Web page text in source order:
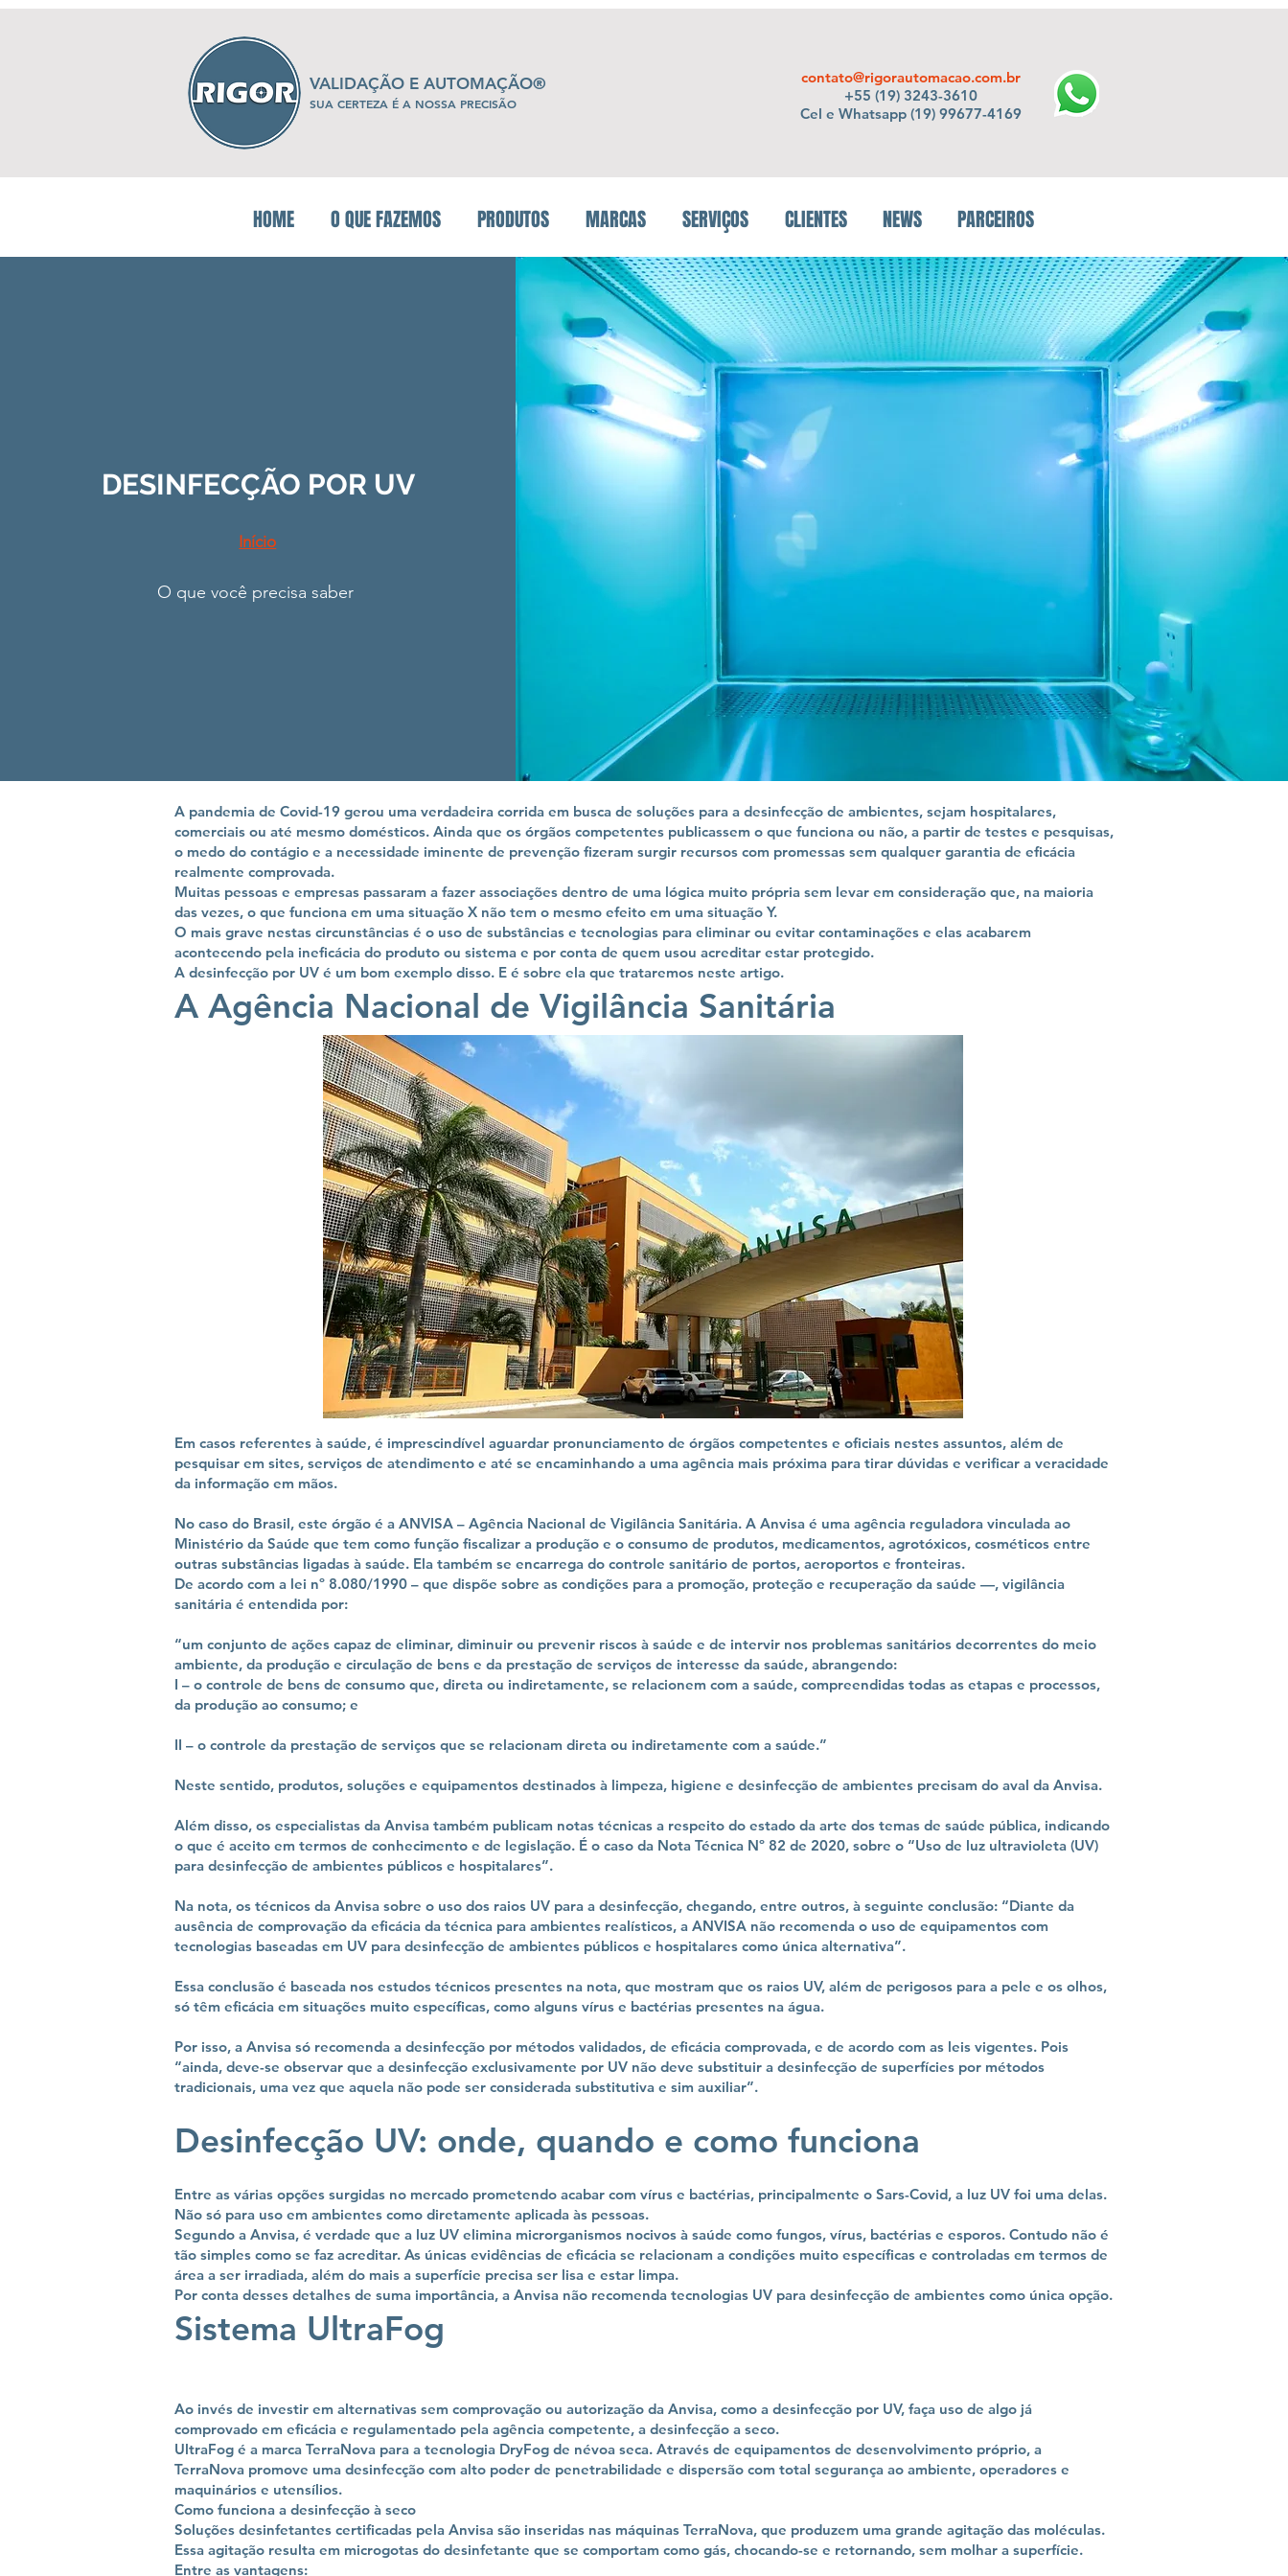
VALIDAÇÃO E AUTOMAÇÃO®
SUA CERTEZA É A NOSSA PRECISÃO
contato@rigorautomacao.com.br
+55 (19) 3243-3610
Cel e Whatsapp (19) 99677-4169
DESINFECÇÃO POR UV
Início
O que você precisa saber
A pandemia de Covid-19 gerou uma verdadeira corrida em busca de soluções para a desinfecção de ambientes, sejam hospitalares,
comerciais ou até mesmo domésticos. Ainda que os órgãos competentes publicassem o que funciona ou não, a partir de testes e pesquisas,
o medo do contágio e a necessidade iminente de prevenção fizeram surgir recursos com promessas sem qualquer garantia de eficácia
realmente comprovada.
Muitas pessoas e empresas passaram a fazer associações dentro de uma lógica muito própria sem levar em consideração que, na maioria
das vezes, o que funciona em uma situação X não tem o mesmo efeito em uma situação Y.
O mais grave nestas circunstâncias é o uso de substâncias e tecnologias para eliminar ou evitar contaminações e elas acabarem
acontecendo pela ineficácia do produto ou sistema e por conta de quem usou acreditar estar protegido.
A desinfecção por UV é um bom exemplo disso. E é sobre ela que trataremos neste artigo.
A Agência Nacional de Vigilância Sanitária
Em casos referentes à saúde, é imprescindível aguardar pronunciamento de órgãos competentes e oficiais nestes assuntos, além de
pesquisar em sites, serviços de atendimento e até se encaminhando a uma agência mais próxima para tirar dúvidas e verificar a veracidade
da informação em mãos.
No caso do Brasil, este órgão é a ANVISA – Agência Nacional de Vigilância Sanitária. A Anvisa é uma agência reguladora vinculada ao
Ministério da Saúde que tem como função fiscalizar a produção e o consumo de produtos, medicamentos, agrotóxicos, cosméticos entre
outras substâncias ligadas à saúde. Ela também se encarrega do controle sanitário de portos, aeroportos e fronteiras.
De acordo com a lei nº 8.080/1990 – que dispõe sobre as condições para a promoção, proteção e recuperação da saúde —, vigilância
sanitária é entendida por:
“um conjunto de ações capaz de eliminar, diminuir ou prevenir riscos à saúde e de intervir nos problemas sanitários decorrentes do meio
ambiente, da produção e circulação de bens e da prestação de serviços de interesse da saúde, abrangendo:
I – o controle de bens de consumo que, direta ou indiretamente, se relacionem com a saúde, compreendidas todas as etapas e processos,
da produção ao consumo; e
II – o controle da prestação de serviços que se relacionam direta ou indiretamente com a saúde.”
Neste sentido, produtos, soluções e equipamentos destinados à limpeza, higiene e desinfecção de ambientes precisam do aval da Anvisa.
Além disso, os especialistas da Anvisa também publicam notas técnicas a respeito do estado da arte dos temas de saúde pública, indicando
o que é aceito em termos de conhecimento e de legislação. É o caso da Nota Técnica Nº 82 de 2020, sobre o “Uso de luz ultravioleta (UV)
para desinfecção de ambientes públicos e hospitalares”.
Na nota, os técnicos da Anvisa sobre o uso dos raios UV para a desinfecção, chegando, entre outros, à seguinte conclusão: “Diante da
ausência de comprovação da eficácia da técnica para ambientes realísticos, a ANVISA não recomenda o uso de equipamentos com
tecnologias baseadas em UV para desinfecção de ambientes públicos e hospitalares como única alternativa”.
Essa conclusão é baseada nos estudos técnicos presentes na nota, que mostram que os raios UV, além de perigosos para a pele e os olhos,
só têm eficácia em situações muito específicas, como alguns vírus e bactérias presentes na água.
Por isso, a Anvisa só recomenda a desinfecção por métodos validados, de eficácia comprovada, e de acordo com as leis vigentes. Pois
“ainda, deve-se observar que a desinfecção exclusivamente por UV não deve substituir a desinfecção de superfícies por métodos
tradicionais, uma vez que aquela não pode ser considerada substitutiva e sim auxiliar”.
Desinfecção UV: onde, quando e como funciona
Entre as várias opções surgidas no mercado prometendo acabar com vírus e bactérias, principalmente o Sars-Covid, a luz UV foi uma delas.
Não só para uso em ambientes como diretamente aplicada às pessoas.
Segundo a Anvisa, é verdade que a luz UV elimina microrganismos nocivos à saúde como fungos, vírus, bactérias e esporos. Contudo não é
tão simples como se faz acreditar. As únicas evidências de eficácia se relacionam a condições muito específicas e controladas em termos de
área a ser irradiada, além do mais a superfície precisa ser lisa e estar limpa.
Por conta desses detalhes de suma importância, a Anvisa não recomenda tecnologias UV para desinfecção de ambientes como única opção.
Sistema UltraFog
Ao invés de investir em alternativas sem comprovação ou autorização da Anvisa, como a desinfecção por UV, faça uso de algo já
comprovado em eficácia e regulamentado pela agência competente, a desinfecção a seco.
UltraFog é a marca TerraNova para a tecnologia DryFog de névoa seca. Através de equipamentos de desenvolvimento próprio, a
TerraNova promove uma desinfecção com alto poder de penetrabilidade e dispersão com total segurança ao ambiente, operadores e
maquinários e utensílios.
Como funciona a desinfecção à seco
Soluções desinfetantes certificadas pela Anvisa são inseridas nas máquinas TerraNova, que produzem uma grande agitação das moléculas.
Essa agitação resulta em microgotas do desinfetante que se comportam como gás, chocando-se e retornando, sem molhar a superfície.
Entre as vantagens:
HOME O QUE FAZEMOS PRODUTOS MARCAS SERVIÇOS CLIENTES NEWS PARCEIROS